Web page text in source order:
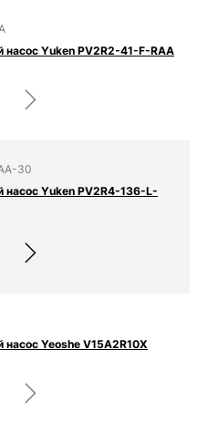
насос Yuken PV2R2-41-F-RAA
30
насос Yuken PV2R4-136-L-
насос Yeoshe V15A2R10X